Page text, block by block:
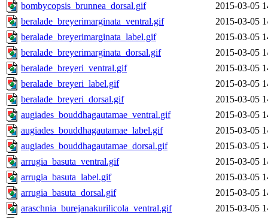
bombycopsis_brunnea_dorsal.gif
2015-03-05
beralade_breyerimarginata_ventral.gif
2015-03-05
beralade_breyerimarginata_label.gif
2015-03-05
beralade_breyerimarginata_dorsal.gif
2015-03-05
beralade_breyeri_ventral.gif
2015-03-05
beralade_breyeri_label.gif
2015-03-05
beralade_breyeri_dorsal.gif
2015-03-05
augiades_bouddhagautamae_ventral.gif
2015-03-05
augiades_bouddhagautamae_label.gif
2015-03-05
augiades_bouddhagautamae_dorsal.gif
2015-03-05
arrugia_basuta_ventral.gif
2015-03-05
arrugia_basuta_label.gif
2015-03-05
arrugia_basuta_dorsal.gif
2015-03-05
araschnia_burejanakurilicola_ventral.gif
2015-03-05